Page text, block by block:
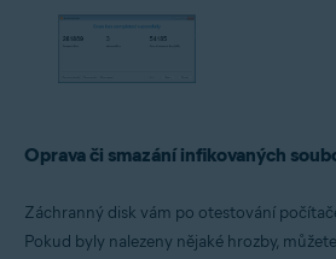
Oprava či smazání infikovaných
Záchranný disk vám po otestování
Pokud byly nalezeny nějaké hrozby,